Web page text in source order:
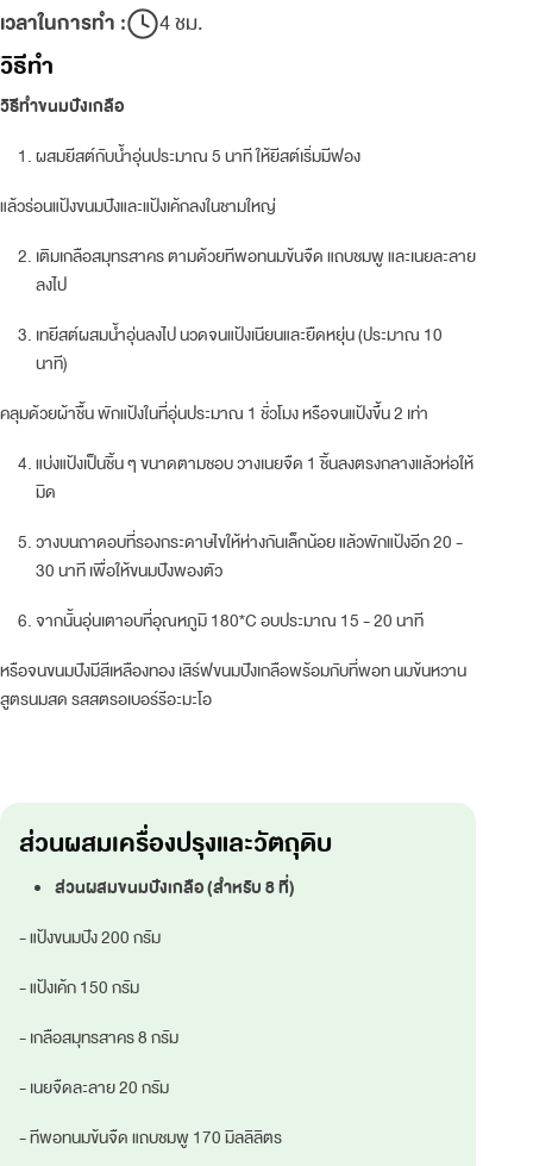
เวลาในการทำ : 4 ชม.
วิธีทำ
วิธีทำขนมปังเกลือ
ผสมยีสต์กับน้ำอุ่นประมาณ 5 นาที ให้ยีสต์เริ่มมีฟอง
แล้วร่อนแป้งขนมปังและแป้งเค้กลงในชามใหญ่
เติมเกลือสมุทรสาคร ตามด้วยทีพอทนมข้นจืด แถบชมพู และเนยละลาย
ลงไป
เทยีสต์ผสมน้ำอุ่นลงไป นวดจนแป้งเนียนและยืดหยุ่น (ประมาณ 10
นาที)
คลุมด้วยผ้าชื้น พักแป้งในที่อุ่นประมาณ 1 ชั่วโมง หรือจนแป้งขึ้น 2 เท่า
แบ่งแป้งเป็นชิ้น ๆ ขนาดตามชอบ วางเนยจืด 1 ชิ้นลงตรงกลางแล้วห่อให้
มิด
วางบนถาดอบที่รองกระดาษไขให้ห่างกันเล็กน้อย แล้วพักแป้งอีก 20 -
30 นาที เพื่อให้ขนมปังพองตัว
จากนั้นอุ่นเตาอบที่อุณหภูมิ 180*C อบประมาณ 15 - 20 นาที
หรือจนขนมปังมีสีเหลืองทอง เสิร์ฟขนมปังเกลือพร้อมกับที่พอท นมข้นหวาน
สูตรนมสด รสสตรอเบอร์รีอะมะโอ
ส่วนผสมเครื่องปรุงและวัตถุดิบ
ส่วนผสมขนมปังเกลือ (สำหรับ 8 ที่)
- แป้งขนมปัง 200 กรัม
- แป้งเค้ก 150 กรัม
- เกลือสมุทรสาคร 8 กรัม
- เนยจืดละลาย 20 กรัม
- ทีพอทนมข้นจืด แถบชมพู 170 มิลลิลิตร